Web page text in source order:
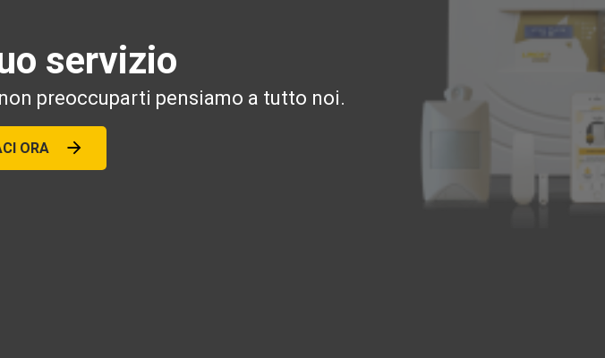
servizio
preoccuparti pensiamo a tutto noi.
ORA